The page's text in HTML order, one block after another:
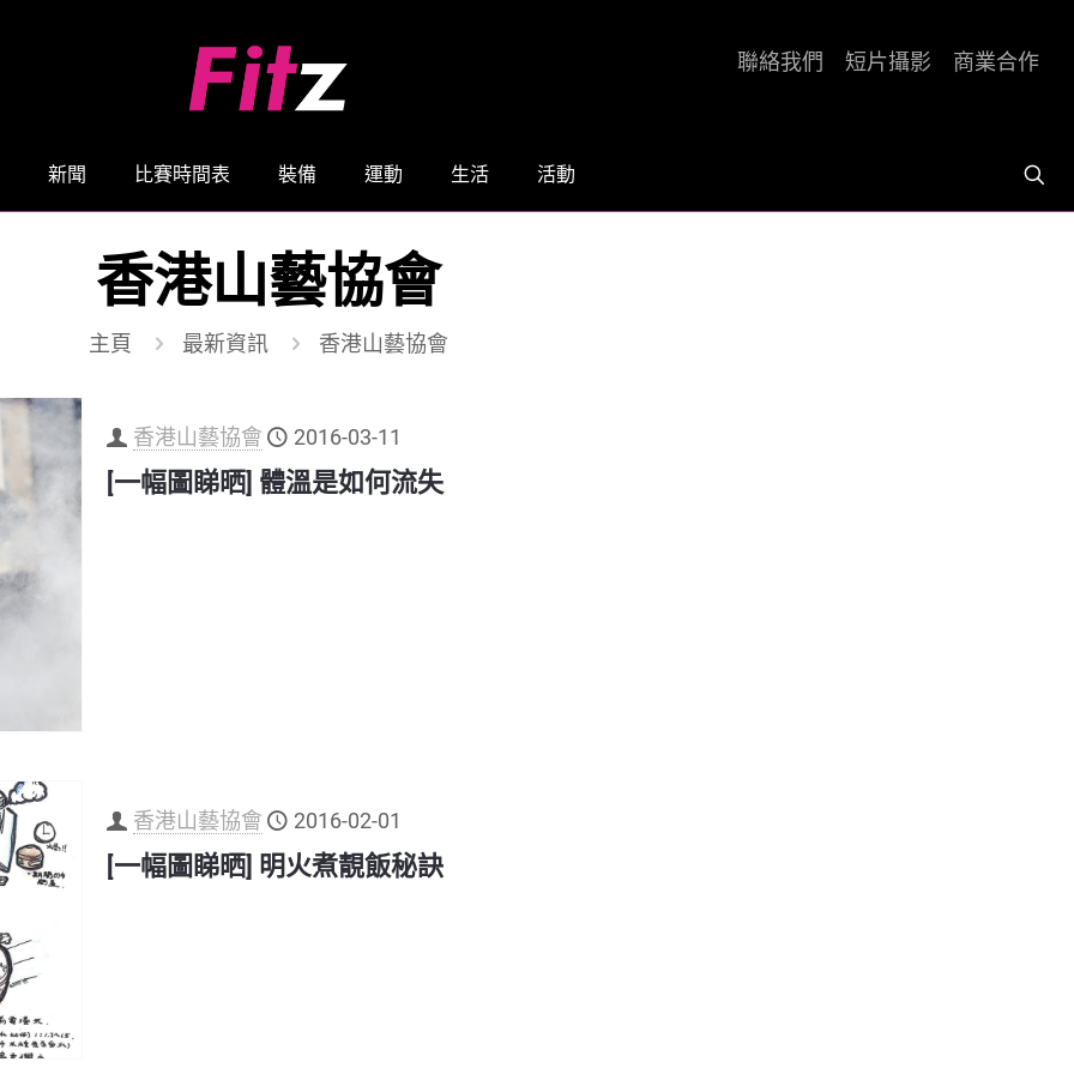
新聞 比賽時間表 裝備 運動 生活 活動
聯絡我們 短片攝影 商業合作
香港山藝協會
主頁 最新資訊 香港山藝協會
香港山藝協會 2016-03-11
[一幅圖睇晒] 體溫是如何流失
香港山藝協會 2016-02-01
[一幅圖睇晒] 明火煮靚飯秘訣